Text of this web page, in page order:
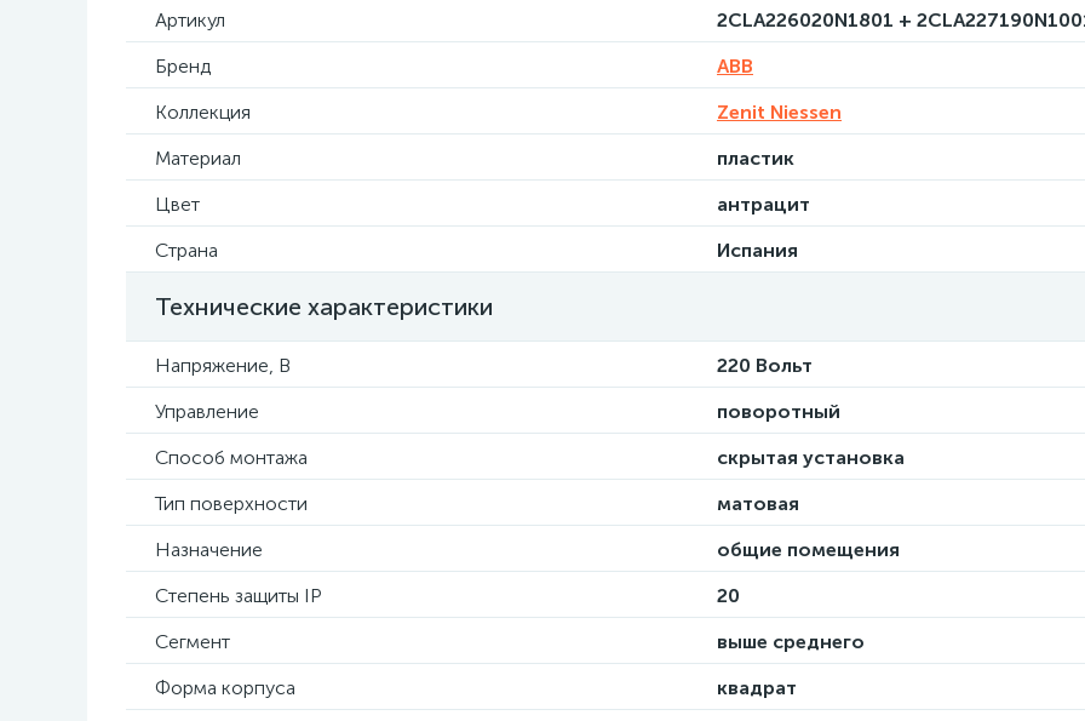
Артикул
2CLA226020N1801 +
Бренд
ABB
Коллекция
Zenit Niessen
Материал
пластик
Цвет
антрацит
Страна
Испания
Технические характеристики
Напряжение, В
220 Вольт
Управление
поворотный
Способ монтажа
скрытая установка
Тип поверхности
матовая
Назначение
общие помещения
Степень защиты IP
20
Сегмент
выше среднего
Форма корпуса
квадрат